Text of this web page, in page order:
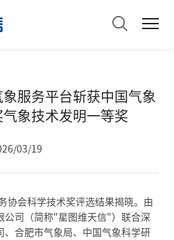
服务平台斩获中国气象
象技术发明一等奖
03/19
协会科学技术奖评选结果揭晓。由
公司（简称"星图维天信"）联合深
、合肥市气象局、中国气象科学研